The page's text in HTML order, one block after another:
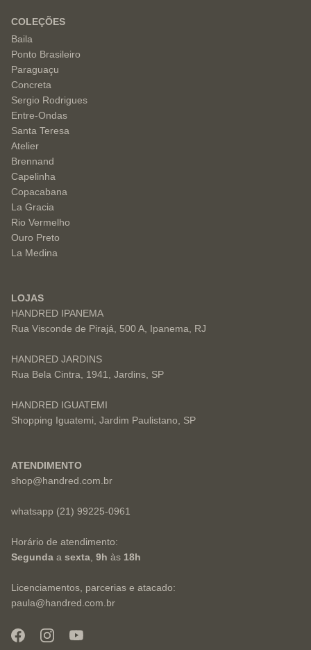
COLEÇÕES
Baila
Ponto Brasileiro
Paraguaçu
Concreta
Sergio Rodrigues
Entre-Ondas
Santa Teresa
Atelier
Brennand
Capelinha
Copacabana
La Gracia
Rio Vermelho
Ouro Preto
La Medina
LOJAS
HANDRED IPANEMA
Rua Visconde de Pirajá, 500 A, Ipanema, RJ
HANDRED JARDINS
Rua Bela Cintra, 1941, Jardins, SP
HANDRED IGUATEMI
Shopping Iguatemi, Jardim Paulistano, SP
ATENDIMENTO
shop@handred.com.br
whatsapp (21) 99225-0961
Horário de atendimento:
Segunda a sexta, 9h às 18h
Licenciamentos, parcerias e atacado:
paula@handred.com.br